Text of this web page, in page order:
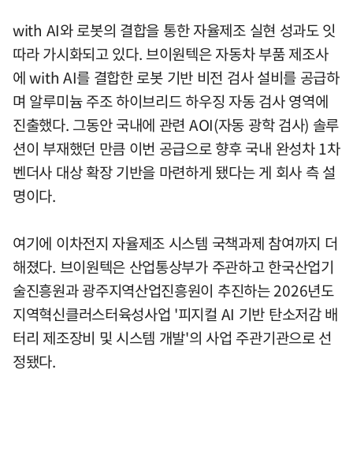
with AI와 로봇의 결합을 통한 자율제조 실현 성과도 잇
따라 가시화되고 있다. 브이원텍은 자동차 부품 제조사
에 with AI를 결합한 로봇 기반 비전 검사 설비를 공급하
며 알루미늄 주조 하이브리드 하우징 자동 검사 영역에
진출했다. 그동안 국내에 관련 AOI(자동 광학 검사) 솔루
션이 부재했던 만큼 이번 공급으로 향후 국내 완성차 1차
벤더사 대상 확장 기반을 마련하게 됐다는 게 회사 측 설
명이다.
여기에 이차전지 자율제조 시스템 국책과제 참여까지 더
해졌다. 브이원텍은 산업통상부가 주관하고 한국산업기
술진흥원과 광주지역산업진흥원이 추진하는 2026년도
지역혁신클러스터육성사업 '피지컬 AI 기반 탄소저감 배
터리 제조장비 및 시스템 개발'의 사업 주관기관으로 선
정됐다.